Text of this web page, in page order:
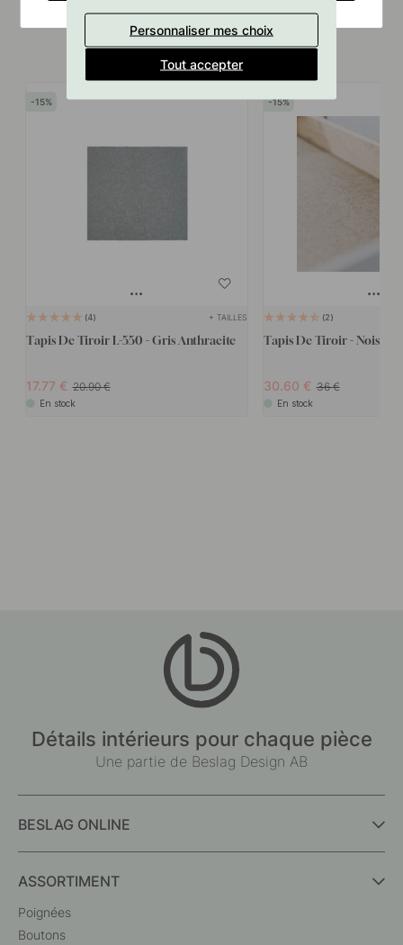
Produits similaires
15
4 + TAILLES
Tapis De Tiroir L-550 - Gris Anthracite
17.77 20.90
En stock
15
2
Tapis De Tiroir - Noisette
30.60 36
En stock
Détails intérieurs pour chaque pièce
Une partie de Beslag Design AB
BESLAG ONLINE
ASSORTIMENT
Poignées
Boutons
Personnaliser mes choix
Tout accepter